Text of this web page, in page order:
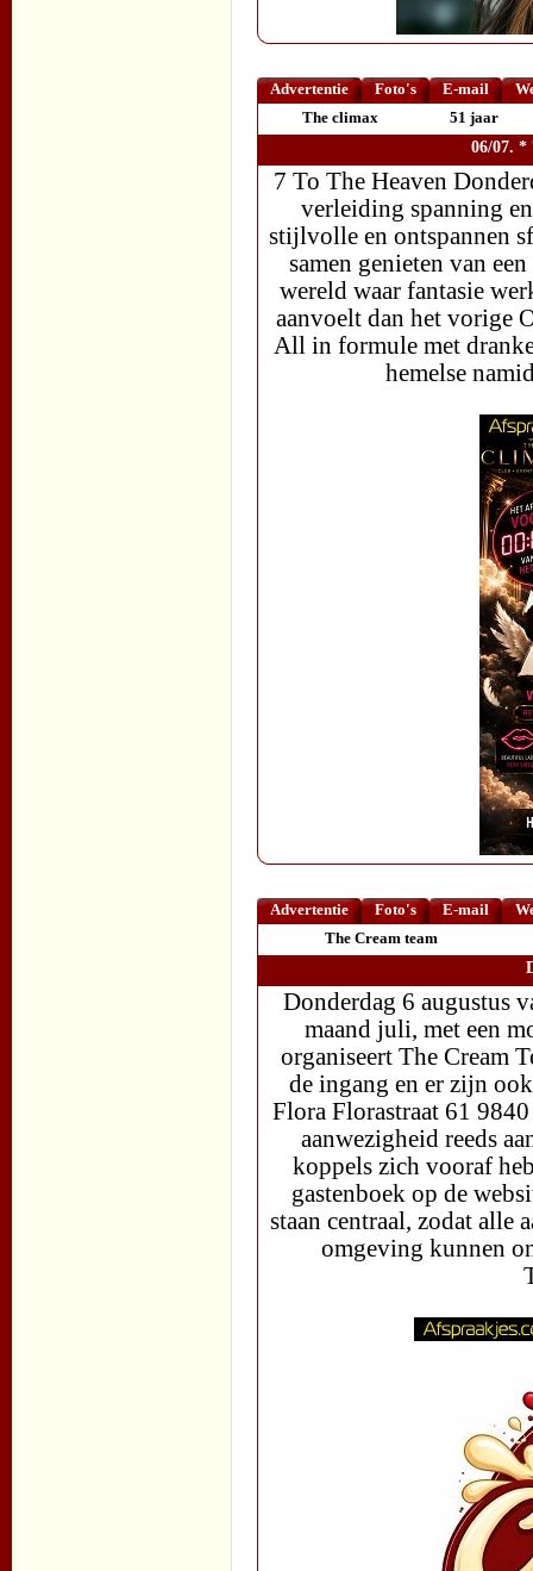
Advertentie Foto's E-mail
The climax
51 jaar
06/07. *
7 To The Heaven
verleiding spanning
stijlvolle en ontspannen
samen genieten van
wereld waar fantasie
aanvoelt dan het vorige
All in formule met
hemelse
Advertentie Foto's E-mail
The Cream team
Donderdag 6 augustus
maand juli, met een
organiseert The Cream
de ingang en er zijn
Flora Florastraat 61
aanwezigheid reeds
koppels zich vooraf
gastenboek op de
staan centraal, zodat alle
omgeving kunnen